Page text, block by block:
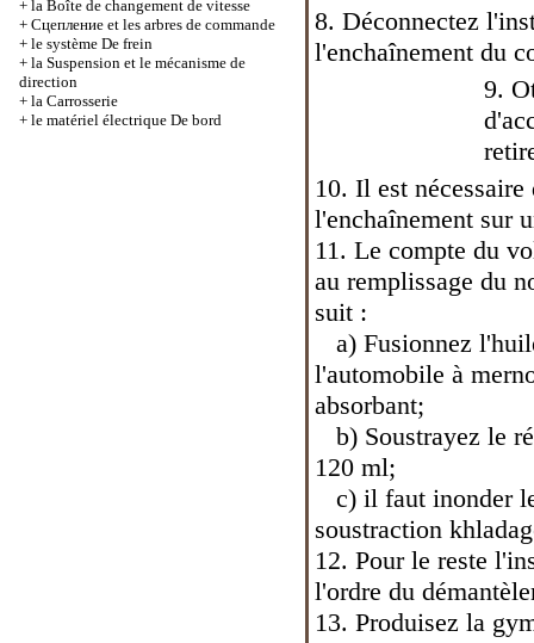
+ la Boîte de changement de vitesse
+ Cцепление et les arbres de commande
+ le système De frein
+ la Suspension et le mécanisme de
direction
+ la Carrosserie
+ le matériel électrique De bord
8. Déconnectez
l'enchaînement du
9.
10. Il est
l'enchaînement sur
11. Le compte du
au remplissage du
suit :
a) Fusionnez
l'automobile à
absorbant;
b) Soustrayez le
120 ml;
c) il faut inonder
soustraction
12. Pour le reste
l'ordre du
13. Produisez la